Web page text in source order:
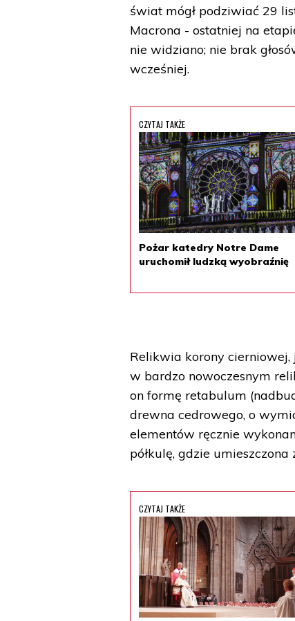
świat mógł podziwiać 29
Macrona - ostatniej na
nie widziano; nie brak
wcześniej.
CZYTAJ TAKŻE
Pożar katedry Notre Dame
uruchomił ludzką wyobraźnię
Relikwia korony
w bardzo nowoczesnym
on formę retabulum
drewna cedrowego, o
elementów ręcznie
półkulę, gdzie
CZYTAJ TAKŻE